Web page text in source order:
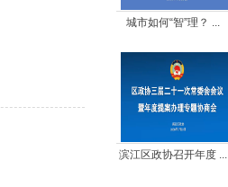
城市如何“智”理？ ...
滨江区政协召开年度 ...